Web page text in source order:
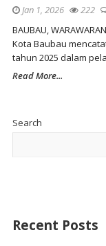
Jan 1, 2026 222
BAUBAU,
Kota Baubau
tahun 2025 dalam
Read More...
Search
Recent Posts